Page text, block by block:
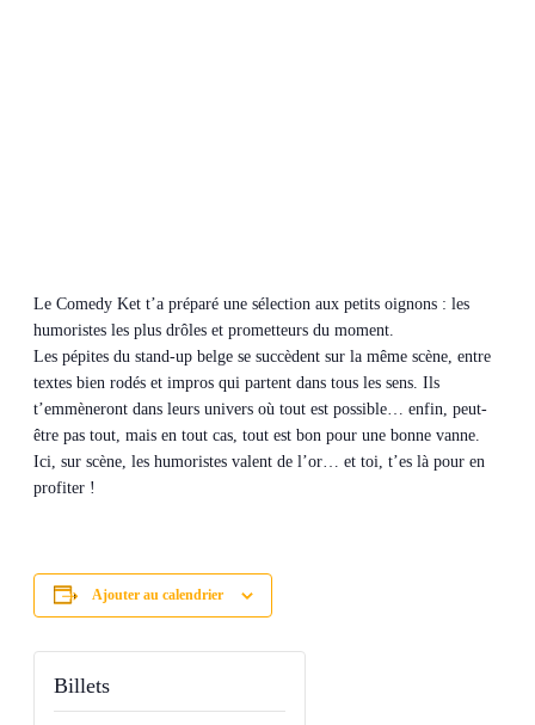
Le Comedy Ket t’a préparé une sélection aux petits oignons : les
humoristes les plus drôles et prometteurs du moment.
Les pépites du stand-up belge se succèdent sur la même scène, entre
textes bien rodés et impros qui partent dans tous les sens. Ils
t’emmèneront dans leurs univers où tout est possible… enfin, peut-
être pas tout, mais en tout cas, tout est bon pour une bonne vanne.
Ici, sur scène, les humoristes valent de l’or… et toi, t’es là pour en
profiter !
Ajouter au calendrier
Billets